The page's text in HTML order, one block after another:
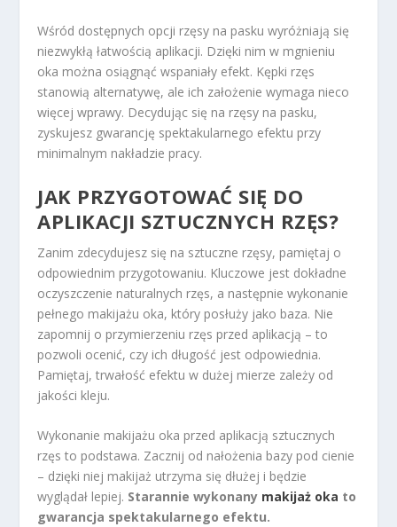
Wśród dostępnych opcji rzęsy na pasku wyróżniają się
niezwykłą łatwością aplikacji. Dzięki nim w mgnieniu
oka można osiągnąć wspaniały efekt. Kępki rzęs
stanowią alternatywę, ale ich założenie wymaga nieco
więcej wprawy. Decydując się na rzęsy na pasku,
zyskujesz gwarancję spektakularnego efektu przy
minimalnym nakładzie pracy.
JAK PRZYGOTOWAĆ SIĘ DO
APLIKACJI SZTUCZNYCH RZĘS?
Zanim zdecydujesz się na sztuczne rzęsy, pamiętaj o
odpowiednim przygotowaniu. Kluczowe jest dokładne
oczyszczenie naturalnych rzęs, a następnie wykonanie
pełnego makijażu oka, który posłuży jako baza. Nie
zapomnij o przymierzeniu rzęs przed aplikacją – to
pozwoli ocenić, czy ich długość jest odpowiednia.
Pamiętaj, trwałość efektu w dużej mierze zależy od
jakości kleju.
Wykonanie makijażu oka przed aplikacją sztucznych
rzęs to podstawa. Zacznij od nałożenia bazy pod cienie
– dzięki niej makijaż utrzyma się dłużej i będzie
wyglądał lepiej. Starannie wykonany makijaż oka to
gwarancja spektakularnego efektu.